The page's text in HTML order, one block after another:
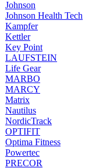
Johnson
Johnson Health Tech
Kampfer
Kettler
Key Point
LAUFSTEIN
Life Gear
MARBO
MARCY
Matrix
Nautilus
NordicTrack
OPTIFIT
Optima Fitness
Powertec
PRECOR